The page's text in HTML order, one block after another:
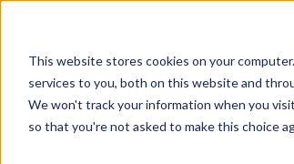
This website stores cookies on your
services to you, both on this website and
We won't track your information when you
so that you're not asked to make this choice